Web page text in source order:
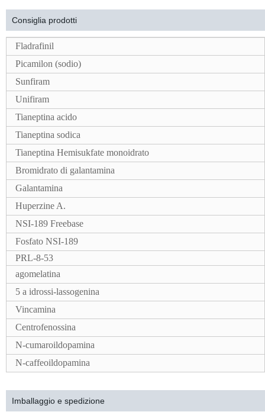
Consiglia prodotti
Fladrafinil
Picamilon (sodio)
Sunfiram
Unifiram
Tianeptina acido
Tianeptina sodica
Tianeptina Hemisukfate monoidrato
Bromidrato di galantamina
Galantamina
Huperzine A.
NSI-189 Freebase
Fosfato NSI-189
PRL-8-53
agomelatina
5 a idrossi-lassogenina
Vincamina
Centrofenossina
N-cumaroildopamina
N-caffeoildopamina
Imballaggio e spedizione